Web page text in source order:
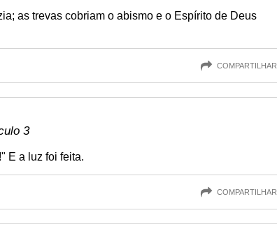
as trevas cobriam o abismo e o Espírito de Deus
COMPARTILHAR
3
E a luz foi feita.
COMPARTILHAR